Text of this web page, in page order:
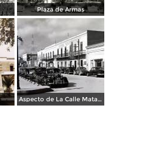
Plaza de Armas
Aspecto de La Calle Matamoros ( Circulada el 6 de Enero de 1951 ).